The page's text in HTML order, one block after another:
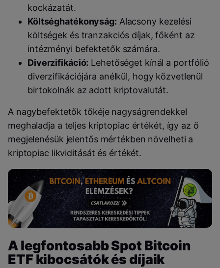
kockázatát.
Költséghatékonyság: Alacsony kezelési
költségek és tranzakciós díjak, főként az
intézményi befektetők számára.
Diverzifikáció: Lehetőséget kínál a portfólió
diverzifikációjára anélkül, hogy közvetlenül
birtokolnák az adott kriptovalutát.
A nagybefektetők tőkéje nagyságrendekkel
meghaladja a teljes kriptopiac értékét, így az ő
megjelenésük jelentős mértékben növelheti a
kriptopiac likviditását és értékét.
A legfontosabb Spot Bitcoin
ETF kibocsátók és díjaik